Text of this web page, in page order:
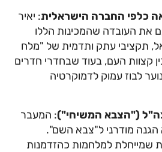
כלפי החברה הישראלית: יאיר
את העובדה שהמכינות הללו
תקציבי עתק ותדמית של "מלח
קצוות העם, בעוד שבחדרי חדרים
לבוז עמוק לדמוקרטיה
צה"ל ("הצבא המשיחי"): המעבר
מודרני ל"צבא השם".
שמייחלת למלחמות כהזדמנות